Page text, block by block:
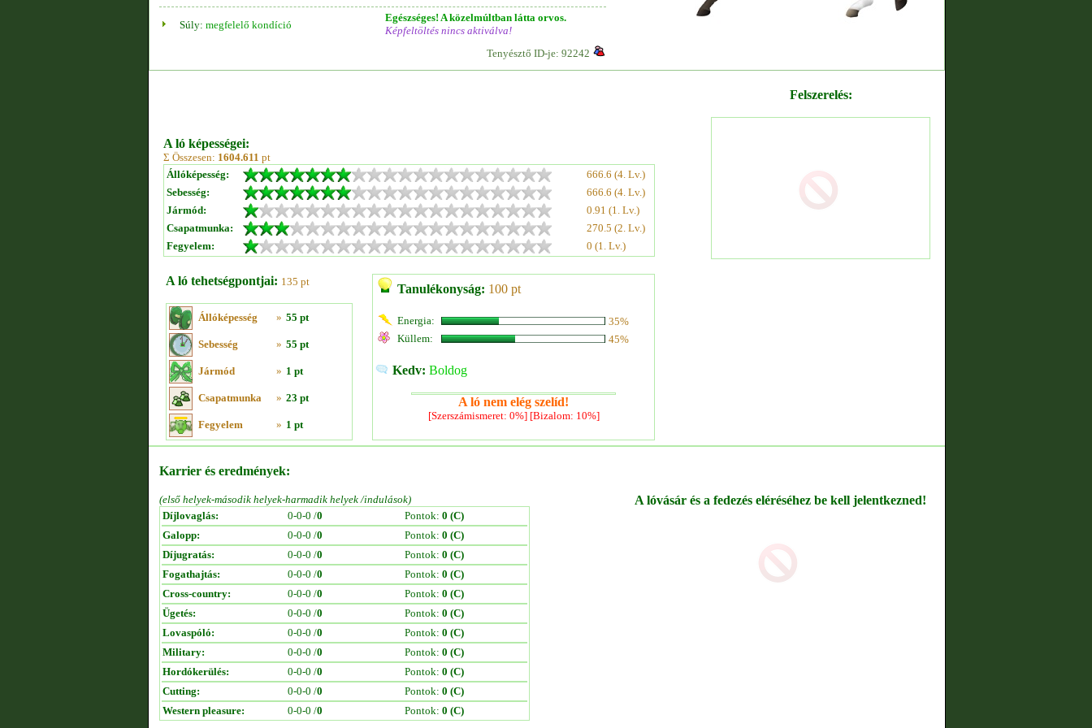
Súly: megfelelő kondíció
Egészséges! A közelmúltban látta orvos.
Képfeltöltés nincs aktiválva!
Tenyésztő ID-je: 92242
A ló képességei:
Σ Összesen: 1604.611 pt
Állóképesség:
666.6 (4. Lv.)
Sebesség:
666.6 (4. Lv.)
Jármód:
0.91 (1. Lv.)
Csapatmunka:
270.5 (2. Lv.)
Fegyelem:
0 (1. Lv.)
A ló tehetségpontjai: 135 pt
Állóképesség » 55 pt
Sebesség » 55 pt
Jármód » 1 pt
Csapatmunka » 23 pt
Fegyelem » 1 pt
Tanulékonyság: 100 pt
Energia:
35%
Küllem:
45%
Kedv: Boldog
A ló nem elég szelíd!
[Szerszámismeret: 0%] [Bizalom: 10%]
Felszerelés:
Karrier és eredmények:
(első helyek-második helyek-harmadik helyek /indulások)
Díjlovaglás:
0-0-0 /0 Pontok: 0 (C)
Galopp:
0-0-0 /0 Pontok: 0 (C)
Díjugratás:
0-0-0 /0 Pontok: 0 (C)
Fogathajtás:
0-0-0 /0 Pontok: 0 (C)
Cross-country:
0-0-0 /0 Pontok: 0 (C)
Ügetés:
0-0-0 /0 Pontok: 0 (C)
Lovaspóló:
0-0-0 /0 Pontok: 0 (C)
Military:
0-0-0 /0 Pontok: 0 (C)
Hordókerülés:
0-0-0 /0 Pontok: 0 (C)
Cutting:
0-0-0 /0 Pontok: 0 (C)
Western pleasure:
0-0-0 /0 Pontok: 0 (C)
A lóvásár és a fedezés eléréséhez be kell jelentkezned!